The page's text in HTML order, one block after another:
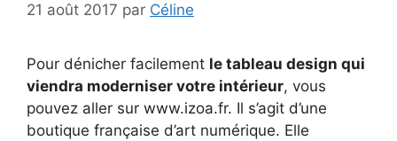
21 août 2017 par Céline
Pour dénicher facilement le tableau design qui
viendra moderniser votre intérieur, vous
pouvez aller sur www.izoa.fr. Il s’agit d’une
boutique française d’art numérique. Elle